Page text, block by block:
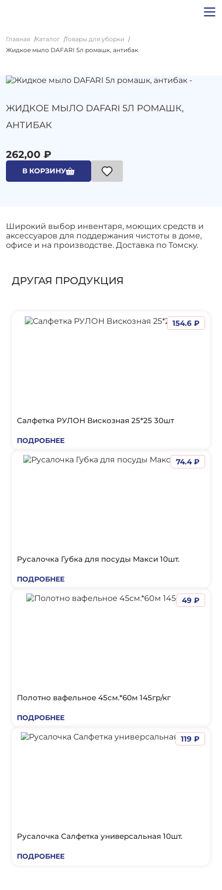
Главная Каталог
Товары для уборки
Жидкое мыло DAFARI 5л ромашк, антибак
ЖИДКОЕ МЫЛО DAFARI 5Л РОМАШК,
АНТИБАК
262,00 ₽
В КОРЗИНУ
Широкий выбор инвентаря, моющих средств и
аксессуаров для поддержания чистоты в доме,
офисе и на производстве. Доставка по Томску.
ДРУГАЯ ПРОДУКЦИЯ
Салфетка РУЛОН Вискозная 25*25 30шт
ПОДРОБНЕЕ
154.6 ₽
Русалочка Губка для посуды Макси 10шт.
ПОДРОБНЕЕ
74.4 ₽
Полотно вафельное 45см.*60м 145гр/кг
ПОДРОБНЕЕ
49 ₽
Русалочка Салфетка универсальная 10шт.
ПОДРОБНЕЕ
119 ₽